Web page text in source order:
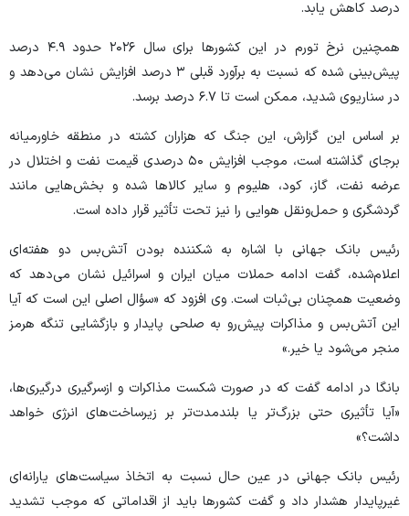
درصد کاهش یابد.
همچنین نرخ تورم در این کشور‌ها برای سال ۲۰۲۶ حدود ۴.۹ درصد
پیش‌بینی شده که نسبت به برآورد قبلی ۳ درصد افزایش نشان می‌دهد و
در سناریوی شدید، ممکن است تا ۶.۷ درصد برسد.
بر اساس این گزارش، این جنگ که هزاران کشته در منطقه خاورمیانه
برجای گذاشته است، موجب افزایش ۵۰ درصدی قیمت نفت و اختلال در
عرضه نفت، گاز، کود، هلیوم و سایر کالا‌ها شده و بخش‌هایی مانند
گردشگری و حمل‌ونقل هوایی را نیز تحت تأثیر قرار داده است.
رئیس بانک جهانی با اشاره به شکننده بودن آتش‌بس دو هفته‌ای
اعلام‌شده، گفت ادامه حملات میان ایران و اسرائیل نشان می‌دهد که
وضعیت همچنان بی‌ثبات است. وی افزود که «سؤال اصلی این است که آیا
این آتش‌بس و مذاکرات پیش‌رو به صلحی پایدار و بازگشایی تنگه هرمز
منجر می‌شود یا خیر.»
بانگا در ادامه گفت که در صورت شکست مذاکرات و ازسرگیری درگیری‌ها،
«آیا تأثیری حتی بزرگ‌تر یا بلندمدت‌تر بر زیرساخت‌های انرژی خواهد
داشت؟»
رئیس بانک جهانی در عین حال نسبت به اتخاذ سیاست‌های یارانه‌ای
غیرپایدار هشدار داد و گفت کشور‌ها باید از اقداماتی که موجب تشدید